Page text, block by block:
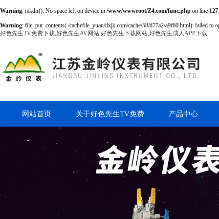
Warning: mkdir(): No space left on device in /www/wwwroot/Z4.com/func.php on line 127
Warning: file_put_contents(./cachefile_yuan/tlxjk.com/cache/58/d77a2/a9f60.html): failed to
好色先生TV免费下载,好色先生AV网站,好色先生下载网站,好色先生成人APP下载
网站首页 关于好色先生TV免费
下载
产品中心